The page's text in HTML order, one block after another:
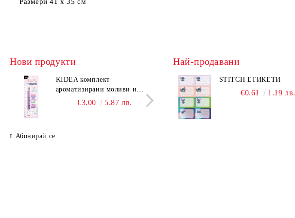
Нови продукти
KIDEA комплект
ароматизирани моливи и
гуми Котешки лапи
€3.00 5.87 лв.
KIDEA комплект
ароматизирани моливи и
гуми Капибара
Абонирай се
Най-продавани
STITCH ЕТИКЕТИ
€0.61 1.19 лв.